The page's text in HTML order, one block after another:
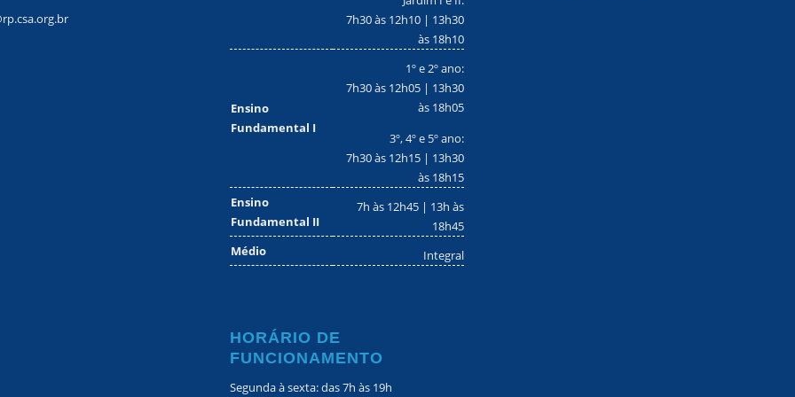
7h30 às 12h10 | 13h30
às 18h10
Ensino
Fundamental I
1º e 2º ano:
7h30 às 12h05 | 13h30
às 18h05
3º, 4º e 5º ano:
7h30 às 12h15 | 13h30
às 18h15
Ensino
Fundamental II
7h às 12h45 | 13h às
18h45
Médio
Integral
HORÁRIO DE
FUNCIONAMENTO
Segunda à sexta: das 7h às 19h